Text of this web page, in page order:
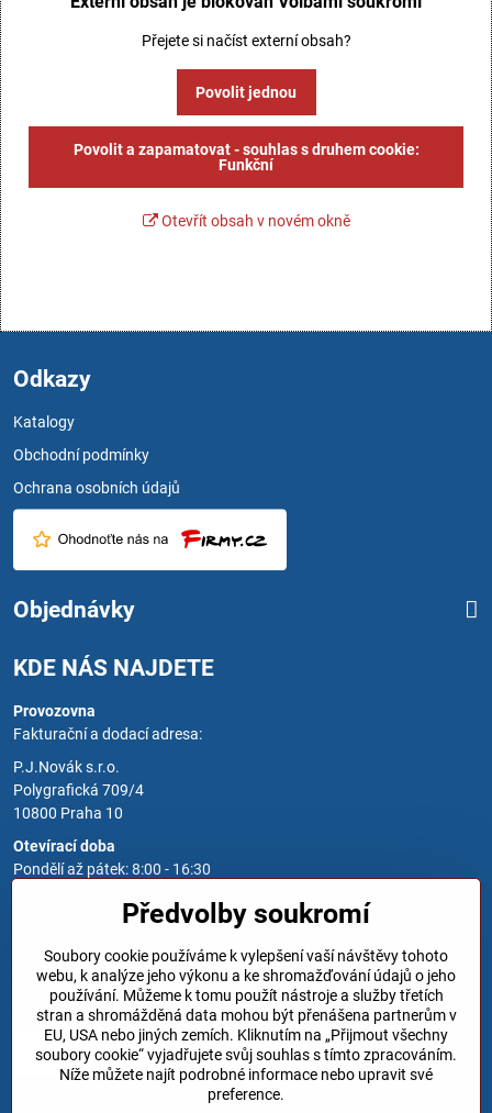
Přejete si načíst externí obsah?
Povolit jednou
Povolit a zapamatovat - souhlas s druhem cookie:
Funkční
Otevřít obsah v novém okně
Odkazy
Katalogy
Obchodní podmínky
Ochrana osobních údajů
Objednávky
KDE NÁS NAJDETE
Provozovna
Fakturační a dodací adresa:
P.J.Novák s.r.o.
Polygrafická 709/4
10800 Praha 10
Otevírací doba
Pondělí až pátek: 8:00 - 16:30
Zavoláme Vám zpět
Váš telefon*
Předvolby soukromí
Soubory cookie používáme k vylepšení vaší návštěvy tohoto
webu, k analýze jeho výkonu a ke shromažďování údajů o jeho
používání. Můžeme k tomu použít nástroje a služby třetích
stran a shromážděná data mohou být přenášena partnerům v
EU, USA nebo jiných zemích. Kliknutím na „Přijmout všechny
soubory cookie“ vyjadřujete svůj souhlas s tímto zpracováním.
Níže můžete najít podrobné informace nebo upravit své
preference.